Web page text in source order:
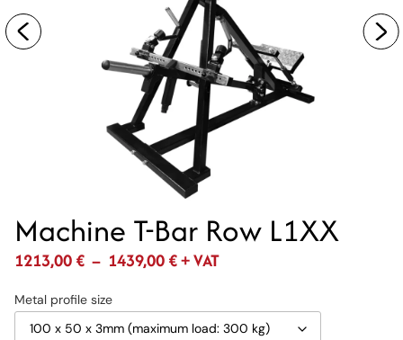
Machine T-Bar Row L1XX
1213,00€ – 1439,00€+ VAT
Metal profile size